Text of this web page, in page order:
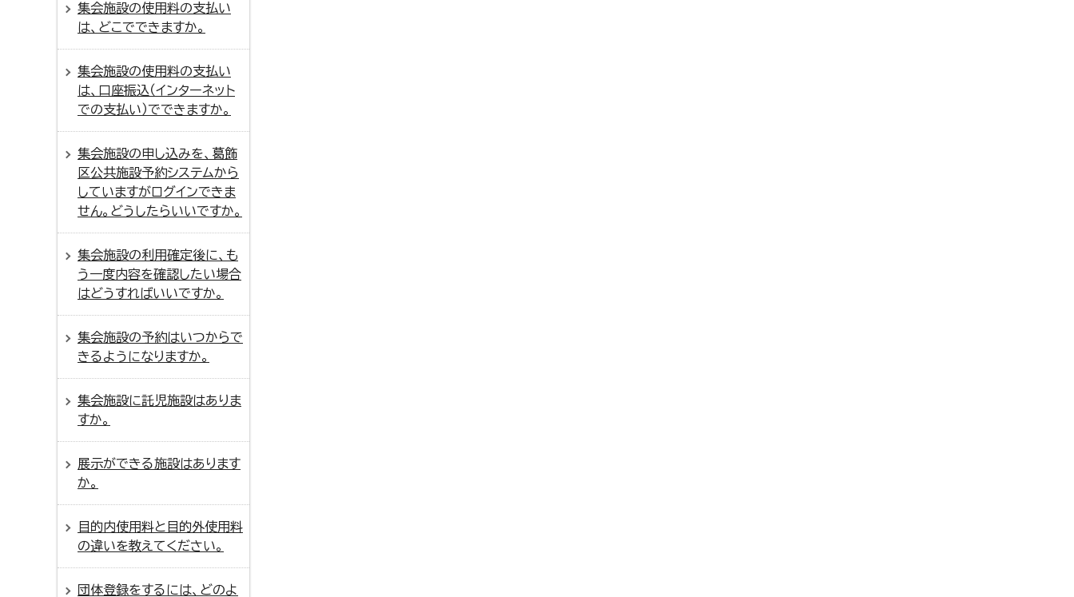
集会施設の使用料の支払い
は、どこでできますか。
集会施設の使用料の支払い
は、口座振込（インターネット
での支払い）でできますか。
集会施設の申し込みを、葛飾
区公共施設予約システムから
していますがログインできま
せん。どうしたらいいですか。
集会施設の利用確定後に、も
う一度内容を確認したい場合
はどうすればいいですか。
集会施設の予約はいつからで
きるようになりますか。
集会施設に託児施設はありま
すか。
展示ができる施設はあります
か。
目的内使用料と目的外使用料
の違いを教えてください。
団体登録をするには、どのよ